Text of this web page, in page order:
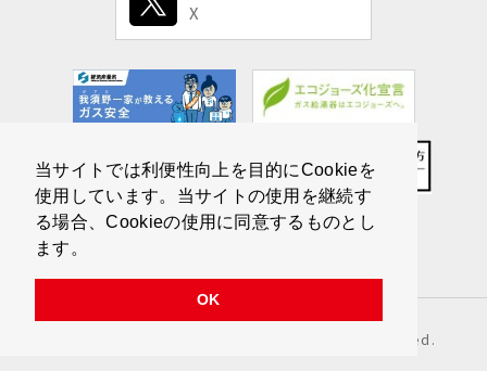
当サイトでは利便性向上を目的にCookieを
使用しています。当サイトの使用を継続す
る場合、Cookieの使用に同意するものとし
ます。
OK
X
Copyright © Wakamatsu Gas All Rights Reserved.